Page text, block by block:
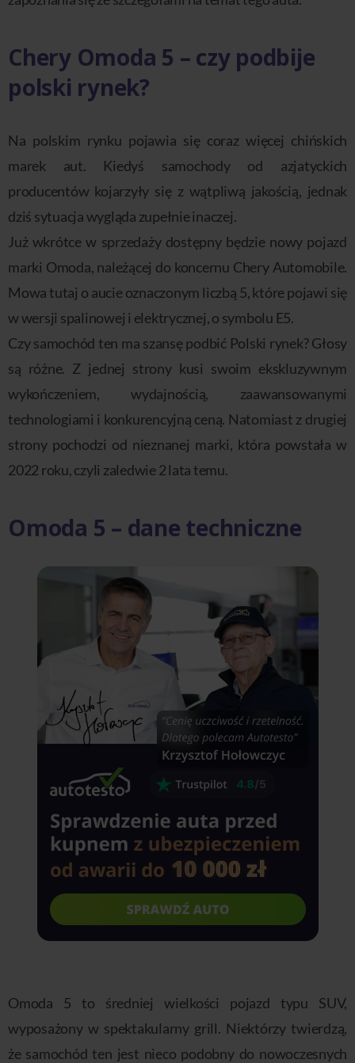
Chery Omoda 5 – czy podbije
polski rynek?
Na polskim rynku pojawia się coraz więcej chińskich
marek aut. Kiedyś samochody od azjatyckich
producentów kojarzyły się z wątpliwą jakością, jednak
dziś sytuacja wygląda zupełnie inaczej.
Już wkrótce w sprzedaży dostępny będzie nowy pojazd
marki Omoda, należącej do koncernu Chery Automobile.
Mowa tutaj o aucie oznaczonym liczbą 5, które pojawi się
w wersji spalinowej i elektrycznej, o symbolu E5.
Czy samochód ten ma szansę podbić Polski rynek? Głosy
są różne. Z jednej strony kusi swoim ekskluzywnym
wykończeniem, wydajnością, zaawansowanymi
technologiami i konkurencyjną ceną. Natomiast z drugiej
strony pochodzi od nieznanej marki, która powstała w
2022 roku, czyli zaledwie 2 lata temu.
Omoda 5 – dane techniczne
Omoda 5 to średniej wielkości pojazd typu SUV,
wyposażony w spektakularny grill. Niektórzy twierdzą,
że samochód ten jest nieco podobny do nowoczesnych